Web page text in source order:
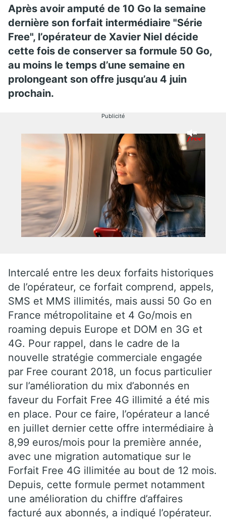
Après avoir amputé de 10 Go la semaine
dernière son forfait intermédiaire "Série
Free", l’opérateur de Xavier Niel décide
cette fois de conserver sa formule 50 Go,
au moins le temps d’une semaine en
prolongeant son offre jusqu’au 4 juin
prochain.
Publicité
Intercalé entre les deux forfaits historiques
de l’opérateur, ce forfait comprend, appels,
SMS et MMS illimités, mais aussi 50 Go en
France métropolitaine et 4 Go/mois en
roaming depuis Europe et DOM en 3G et
4G. Pour rappel, dans le cadre de la
nouvelle stratégie commerciale engagée
par Free courant 2018, un focus particulier
sur l’amélioration du mix d’abonnés en
faveur du Forfait Free 4G illimité a été mis
en place. Pour ce faire, l’opérateur a lancé
en juillet dernier cette offre intermédiaire à
8,99 euros/mois pour la première année,
avec une migration automatique sur le
Forfait Free 4G illimitée au bout de 12 mois.
Depuis, cette formule permet notamment
une amélioration du chiffre d’affaires
facturé aux abonnés, a indiqué l’opérateur.